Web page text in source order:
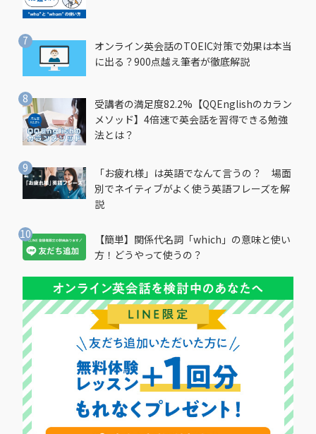
オンライン英会話のTOEIC対策で効果は本当
に出る？900点越え筆者が徹底解説
受講者の満足度82.2%【QQEnglishのカラン
メソッド】4倍速で英会話を習得できる勉強
法とは？
「お疲れ様」は英語でなんて言うの？ 場面
別でネイティブがよく使う英語フレーズを解
説
【簡単】関係代名詞「which」の意味と使い
方！どうやって使うの？